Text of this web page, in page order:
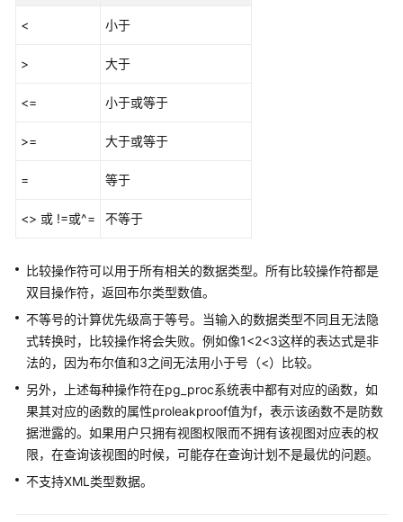
指
南
开
发
指
南
开
发
指
< 小于
> 大于
<= 小于或等于
>= 大于或等于
= 等于
<> 或 !=或^= 不等于
比较操作符可以用于所有相关的数据类型。所有比较操作符都是
双目操作符，返回布尔类型数值。
不等号的计算优先级高于等号。当输入的数据类型不同且无法隐
式转换时，比较操作将会失败。例如像1<2<3这样的表达式是非
法的，因为布尔值和3之间无法用小于号（<）比较。
另外，上述每种操作符在pg_proc系统表中都有对应的函数，如
果其对应的函数的属性proleakproof值为f，表示该函数不是防数
据泄露的。如果用户只拥有视图权限而不拥有该视图对应表的权
限，在查询该视图的时候，可能存在查询计划不是最优的问题。
不支持XML类型数据。